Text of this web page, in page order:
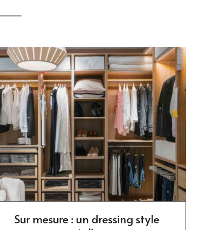
Sur mesure : un dressing style